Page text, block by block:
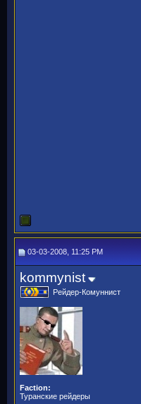
03-03-2008, 11:25 PM
kommynist
Рейдер-Комуннист
Faction:
Туранские рейдеры